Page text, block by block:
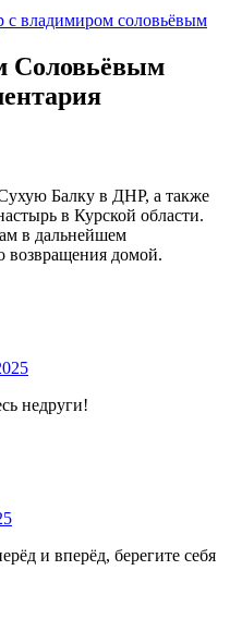
с владимиром соловьёвым
Соловьёвым
Балку в ДНР, а также
в Курской области.
в дальнейшем
возвращения домой.
недруги!
и вперёд, берегите себя